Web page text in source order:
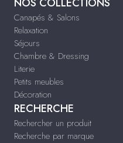
Canapés & Salons
Relaxation
Séjours
Chambre & Dressing
Literie
Petits meubles
Décoration
RECHERCHE
Rechercher un produit
Recherche par marque